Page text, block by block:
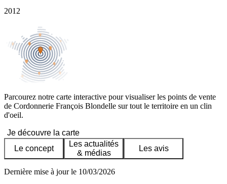
2012
Parcourez notre carte interactive pour visualiser les points de vente
de Cordonnerie François Blondelle sur tout le territoire en un clin
d'oeil.
Je découvre la carte
Le concept
Les actualités
& médias
Les avis
Dernière mise à jour le 10/03/2026